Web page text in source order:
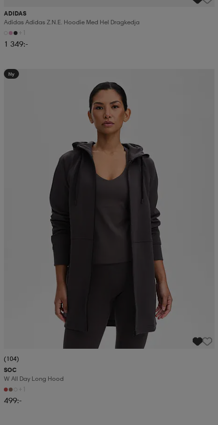
ADIDAS
Adidas Adidas Z.n.e. Hoodie Med Hel Dragkedja
+1
1 349:-
Ny
(104)
SOC
W All Day Long Hood
+1
499:-